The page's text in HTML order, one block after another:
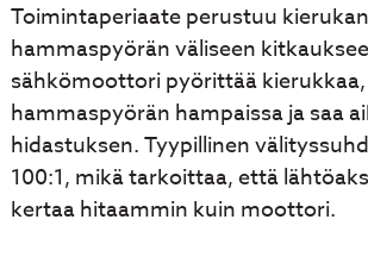
Toimintaperiaate perustuu
hammaspyörän väliseen
sähkömoottori pyörittää
hammaspyörän hampaissa ja saa
hidastuksen. Tyypillinen
100:1, mikä tarkoittaa, että
kertaa hitaammin kuin moottori.